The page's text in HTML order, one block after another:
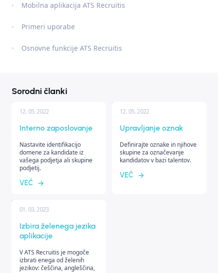
Mobilna aplikacija ATS Recruitis
Primeri uporabe
Osnovne funkcije ATS Recruitis
Sorodni članki
12. 05. 2022
Interno zaposlovanje
Nastavite identifikacijo
domene za kandidate iz
vašega podjetja ali skupine
podjetij.
VEČ
12. 05. 2022
Upravljanje oznak
Definirajte oznake in njihove
skupine za označevanje
kandidatov v bazi talentov.
VEČ
01. 03. 2023
Izbira želenega jezika
aplikacije
V ATS Recruitis je mogoče
izbrati enega od želenih
jezikov: češčina, angleščina,